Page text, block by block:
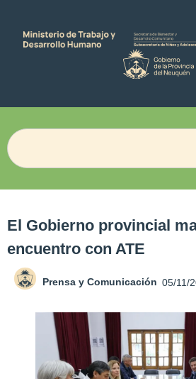
El Gobierno provincial
encuentro con ATE
Prensa y Comunicación 05/11/